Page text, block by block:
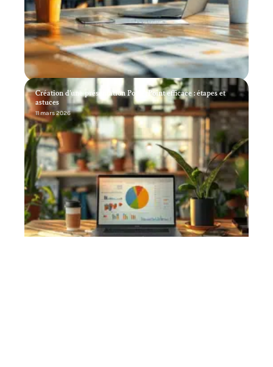
Création d’une présentation PowerPoint efficace : étapes et
astuces
11 mars 2026